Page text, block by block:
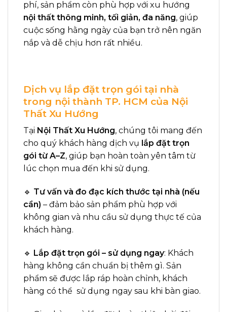
phí, sản phẩm còn phù hợp với xu hướng
nội thất thông minh, tối giản, đa năng, giúp
cuộc sống hằng ngày của bạn trở nên ngăn
nắp và dễ chịu hơn rất nhiều.
Dịch vụ lắp đặt trọn gói tại nhà
trong nội thành TP. HCM của Nội
Thất Xu Hướng
Tại Nội Thất Xu Hướng, chúng tôi mang đến
cho quý khách hàng dịch vụ lắp đặt trọn
gói từ A–Z, giúp bạn hoàn toàn yên tâm từ
lúc chọn mua đến khi sử dụng.
🔹 Tư vấn và đo đạc kích thước tại nhà (nếu
cần) – đảm bảo sản phẩm phù hợp với
không gian và nhu cầu sử dụng thực tế của
khách hàng.
🔹 Lắp đặt trọn gói – sử dụng ngay: Khách
hàng không cần chuẩn bị thêm gì. Sản
phẩm sẽ được lắp ráp hoàn chỉnh, khách
hàng có thể sử dụng ngay sau khi bàn giao.